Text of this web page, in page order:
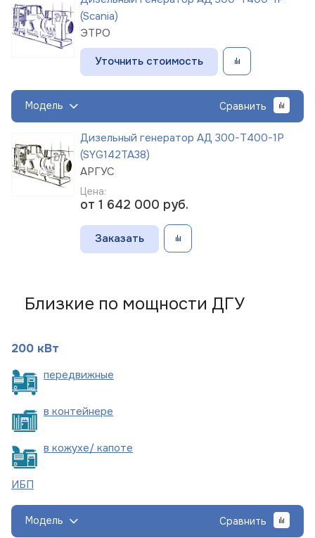
(Scania)
ЭТРО
Уточнить стоимость
Модель Сравнить
Дизельный генератор АД 300-Т400-1Р
(SYG142TA38)
АРГУС
Цена:
от 1 642 000 руб.
Заказать
Близкие по мощности ДГУ
200 кВт
передвижные
в контейнере
в кожухе/ капоте
ИБП
Модель Сравнить